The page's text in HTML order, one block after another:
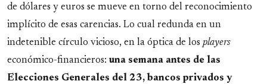
de dólares y euros se mueve en torno del reconocimiento
implícito de esas carencias. Lo cual redunda en un
indetenible círculo vicioso, en la óptica de los players
económico-financieros: una semana antes de las
Elecciones Generales del 23, bancos privados y